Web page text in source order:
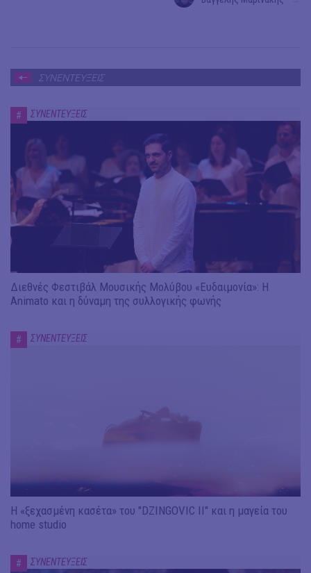
ΣΥΝΕΝΤΕΥΞΕΙΣ
# ΣΥΝΕΝΤΕΥΞΕΙΣ
Διεθνές Φεστιβάλ Μουσικής Μολύβου «Ευδαιμονία»: Η
Animato και η δύναμη της συλλογικής φωνής
# ΣΥΝΕΝΤΕΥΞΕΙΣ
Η «ξεχασμένη κασέτα» του "DZINGOVIC II" και η μαγεία του
home studio
# ΣΥΝΕΝΤΕΥΞΕΙΣ